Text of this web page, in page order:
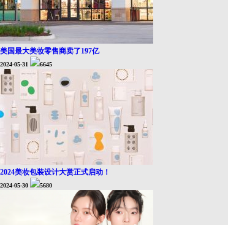
美国最大美妆零售商卖了197亿
2024-05-31 6645
2024美妆包装设计大赏正式启动！
2024-05-30 5680